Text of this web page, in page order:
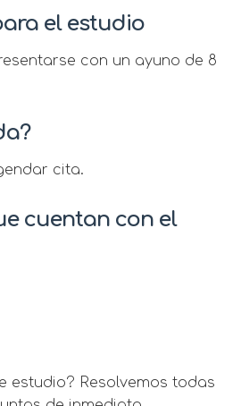
el estudio
con un ayuno de 8
cita.
cuentan con el
estudio? Resolvemos todas